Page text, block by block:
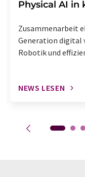
Physical AI in
Zusammenarbeit
Generation
Robotik und
NEWS LESEN